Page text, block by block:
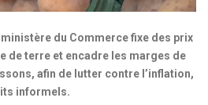
du Commerce fixe des prix
de terre et encadre les marges de
afin de lutter contre l’inflation,
informels.